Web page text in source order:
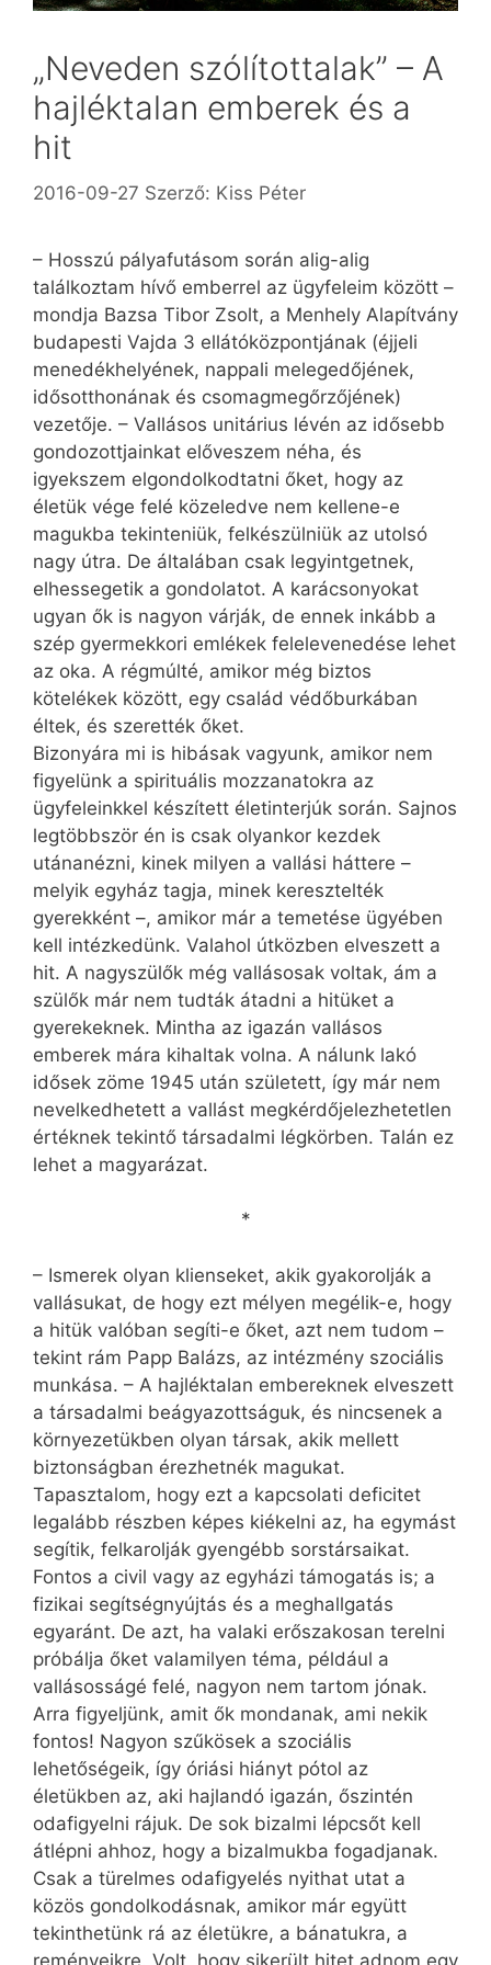
„Neveden szólítottalak” – A
hajléktalan emberek és a
hit
2016-09-27 Szerző: Kiss Péter
– Hosszú pályafutásom során alig-alig
találkoztam hívő emberrel az ügyfeleim között –
mondja Bazsa Tibor Zsolt, a Menhely Alapítvány
budapesti Vajda 3 ellátóközpontjának (éjjeli
menedékhelyének, nappali melegedőjének,
idősotthonának és csomagmegőrzőjének)
vezetője. – Vallásos unitárius lévén az idősebb
gondozottjainkat előveszem néha, és
igyekszem elgondolkodtatni őket, hogy az
életük vége felé közeledve nem kellene-e
magukba tekinteniük, felkészülniük az utolsó
nagy útra. De általában csak legyintgetnek,
elhessegetik a gondolatot. A karácsonyokat
ugyan ők is nagyon várják, de ennek inkább a
szép gyermekkori emlékek felelevenedése lehet
az oka. A régmúlté, amikor még biztos
kötelékek között, egy család védőburkában
éltek, és szerették őket.
Bizonyára mi is hibásak vagyunk, amikor nem
figyelünk a spirituális mozzanatokra az
ügyfeleinkkel készített életinterjúk során. Sajnos
legtöbbször én is csak olyankor kezdek
utánanézni, kinek milyen a vallási háttere –
melyik egyház tagja, minek keresztelték
gyerekként –, amikor már a temetése ügyében
kell intézkedünk. Valahol útközben elveszett a
hit. A nagyszülők még vallásosak voltak, ám a
szülők már nem tudták átadni a hitüket a
gyerekeknek. Mintha az igazán vallásos
emberek mára kihaltak volna. A nálunk lakó
idősek zöme 1945 után született, így már nem
nevelkedhetett a vallást megkérdőjelezhetetlen
értéknek tekintő társadalmi légkörben. Talán ez
lehet a magyarázat.
*
– Ismerek olyan klienseket, akik gyakorolják a
vallásukat, de hogy ezt mélyen megélik-e, hogy
a hitük valóban segíti-e őket, azt nem tudom –
tekint rám Papp Balázs, az intézmény szociális
munkása. – A hajléktalan embereknek elveszett
a társadalmi beágyazottságuk, és nincsenek a
környezetükben olyan társak, akik mellett
biztonságban érezhetnék magukat.
Tapasztalom, hogy ezt a kapcsolati deficitet
legalább részben képes kiékelni az, ha egymást
segítik, felkarolják gyengébb sorstársaikat.
Fontos a civil vagy az egyházi támogatás is; a
fizikai segítségnyújtás és a meghallgatás
egyaránt. De azt, ha valaki erőszakosan terelni
próbálja őket valamilyen téma, például a
vallásosságé felé, nagyon nem tartom jónak.
Arra figyeljünk, amit ők mondanak, ami nekik
fontos! Nagyon szűkösek a szociális
lehetőségeik, így óriási hiányt pótol az
életükben az, aki hajlandó igazán, őszintén
odafigyelni rájuk. De sok bizalmi lépcsőt kell
átlépni ahhoz, hogy a bizalmukba fogadjanak.
Csak a türelmes odafigyelés nyithat utat a
közös gondolkodásnak, amikor már együtt
tekinthetünk rá az életükre, a bánatukra, a
reményeikre. Volt, hogy sikerült hitet adnom egy